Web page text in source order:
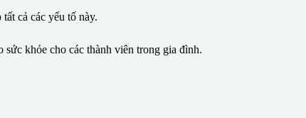
cả các yếu tố này.
khỏe cho các thành viên trong gia đình.